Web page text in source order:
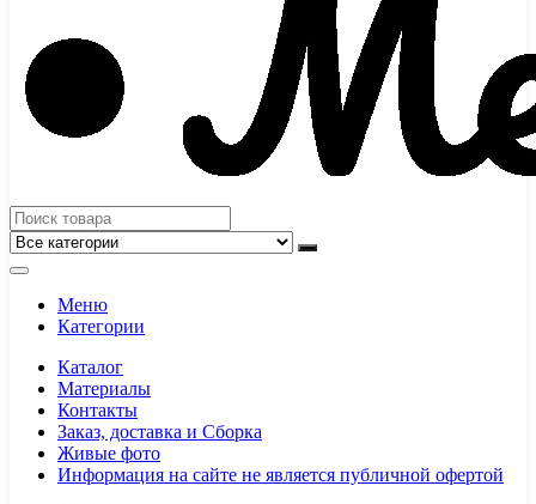
Меню
Категории
Каталог
Материалы
Контакты
Заказ, доставка и Сборка
Живые фото
Информация на сайте не является публичной офертой